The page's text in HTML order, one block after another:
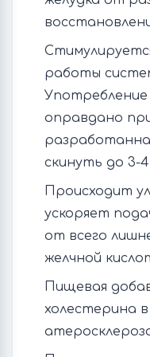
работы
оправдано
скинуть до 3-
Происходит
ускоряет
от всего
желчной
Пищевая
холестерина